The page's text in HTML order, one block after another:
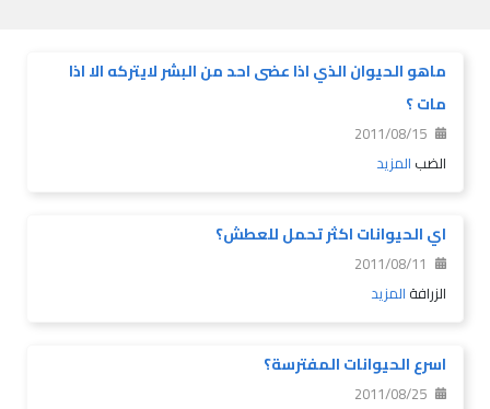
ماهو الحيوان الذي اذا عضى احد من البشر لايتركه الا اذا
مات ؟
2011/08/15
الضب المزيد
اي الحيوانات اكثر تحمل للعطش؟
2011/08/11
الزرافة المزيد
اسرع الحيوانات المفترسة؟
2011/08/25